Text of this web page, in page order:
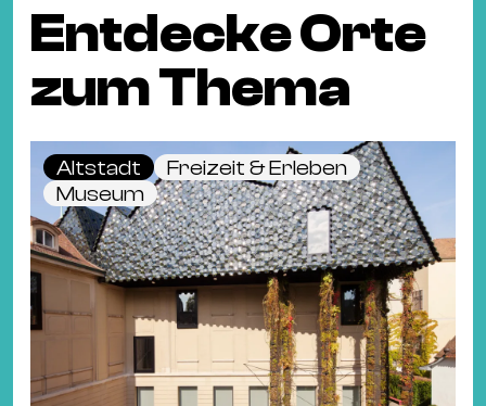
Entdecke Orte
zum Thema
Altstadt
Freizeit & Erleben
Museum